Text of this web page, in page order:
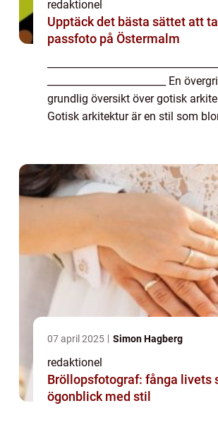
redaktionel
Upptäck det bästa sättet att ta
passfoto på Östermalm
________________________ En
grundlig översikt över gotisk
Gotisk arkitektur är en stil som
07 april 2025 Simon Hagberg
redaktionel
Bröllopsfotograf: fånga livets
ögonblick med stil